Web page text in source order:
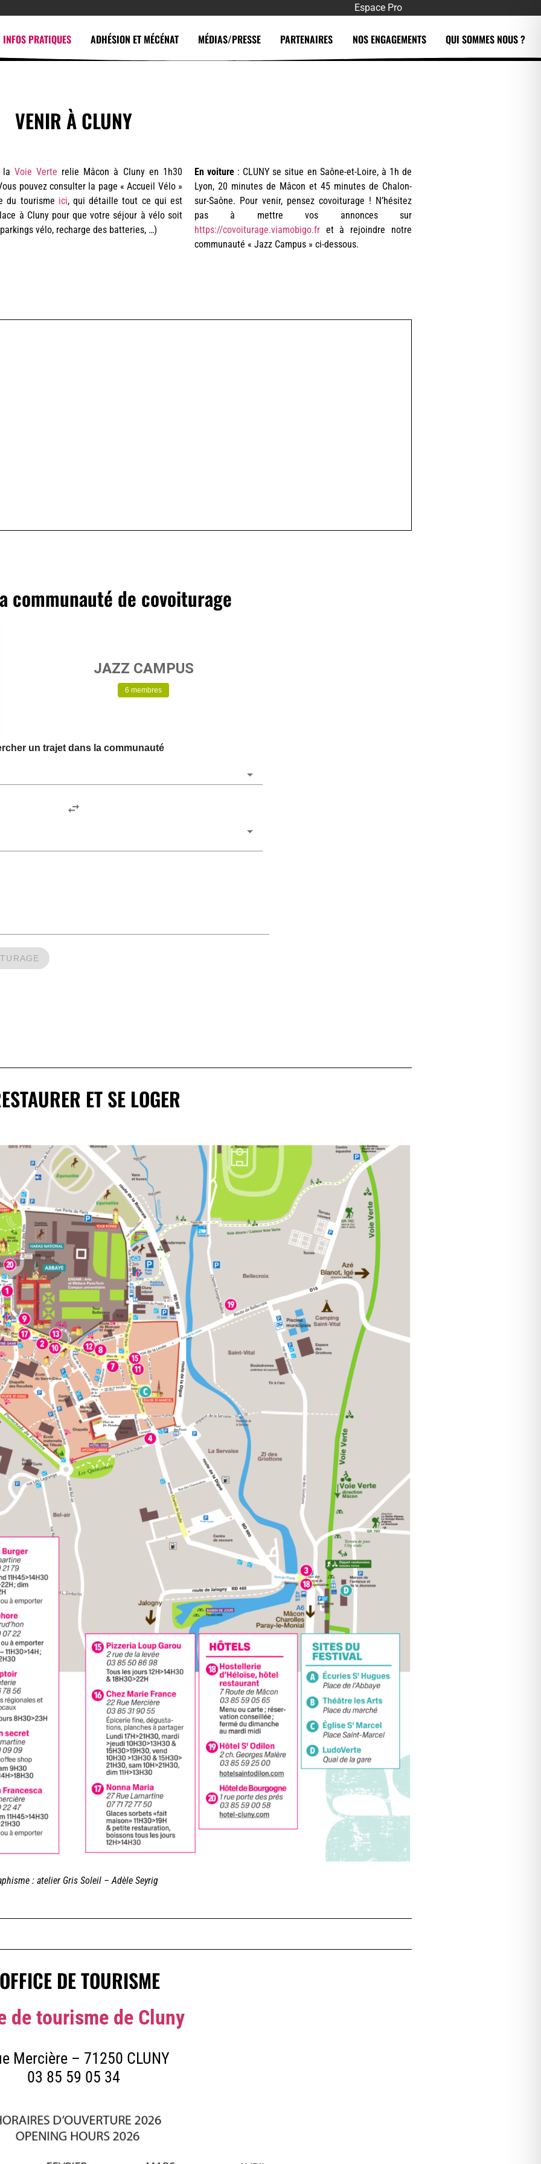
Espace Pro
INFOS PRATIQUES ADHÉSION ET MÉCÉNAT MÉDIAS/PRESSE PARTENAIRES NOS ENGAGEMENTS QUI SOMMES NOUS ?
VENIR À CLUNY
Voie Verte relie Mâcon à Cluny en 1h30
pouvez consulter la page « Accueil Vélo »
du tourisme ici, qui détaille tout ce qui est
à Cluny pour que votre séjour à vélo soit
vélo, recharge des batteries, …)
En voiture : CLUNY se situe en Saône-et-Loire, à 1h de
Lyon, 20 minutes de Mâcon et 45 minutes de Chalon-
sur-Saône. Pour venir, pensez covoiturage ! N’hésitez
pas à mettre vos annonces sur
https://covoiturage.viamobigo.fr et à rejoindre notre
communauté « Jazz Campus » ci-dessous.
communauté de covoiturage
ET SE LOGER
: atelier Gris Soleil – Adèle Seyrig
DE TOURISME
de tourisme de Cluny
Mercière – 71250 CLUNY
03 85 59 05 34